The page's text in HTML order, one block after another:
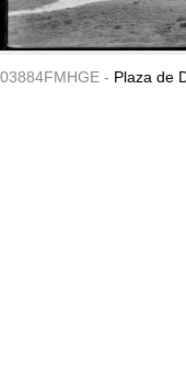
03884FMHGE - Plaza de